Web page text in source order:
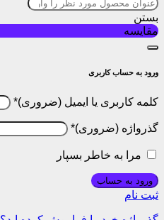
بستن
مقایسه
ورود به حساب کاربری
کلمه کاربری یا ایمیل *
گذرواژه *
مرا به خاطر بسپار
ورود به حساب
ثبت نام